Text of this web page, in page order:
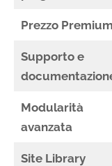
Prezzo Premium
Supporto e
Modularità
avanzata
Site Library